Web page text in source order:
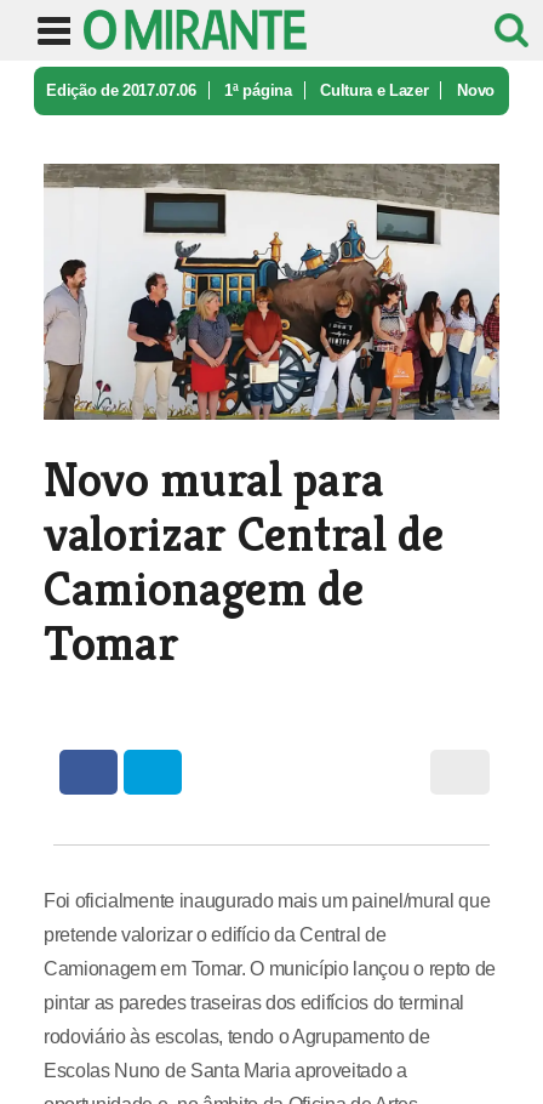
Edição de 2017.07.06 1ª página Cultura e Lazer Novo
Novo mural para
valorizar Central de
Camionagem de
Tomar
Foi oficialmente inaugurado mais um painel/mural que
pretende valorizar o edifício da Central de
Camionagem em Tomar. O município lançou o repto de
pintar as paredes traseiras dos edifícios do terminal
rodoviário às escolas, tendo o Agrupamento de
Escolas Nuno de Santa Maria aproveitado a